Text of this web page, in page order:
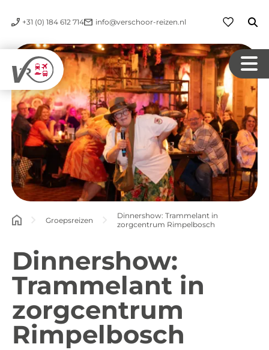
+31 (0) 184 612 714 info@verschoor-reizen.nl
Groepsreizen
Dinnershow: Trammelant in
zorgcentrum Rimpelbosch
Dinnershow:
Trammelant in
zorgcentrum
Rimpelbosch